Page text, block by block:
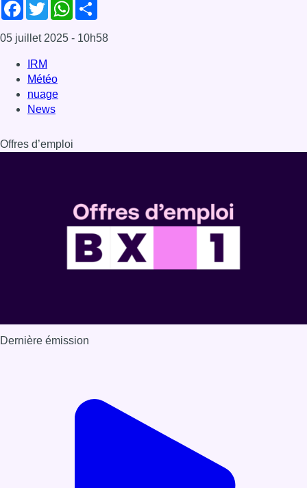
Facebook
TwitterWhatsApp
05 juillet 2025 - 10h58
IRM
Météo
nuage
News
Offres d’emploi
Dernière émission